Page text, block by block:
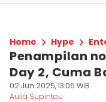
Home Hype
Penampilan
Day 2, Cuma
02 Jun 2025, 13:06 WIB
Aulia Supintou